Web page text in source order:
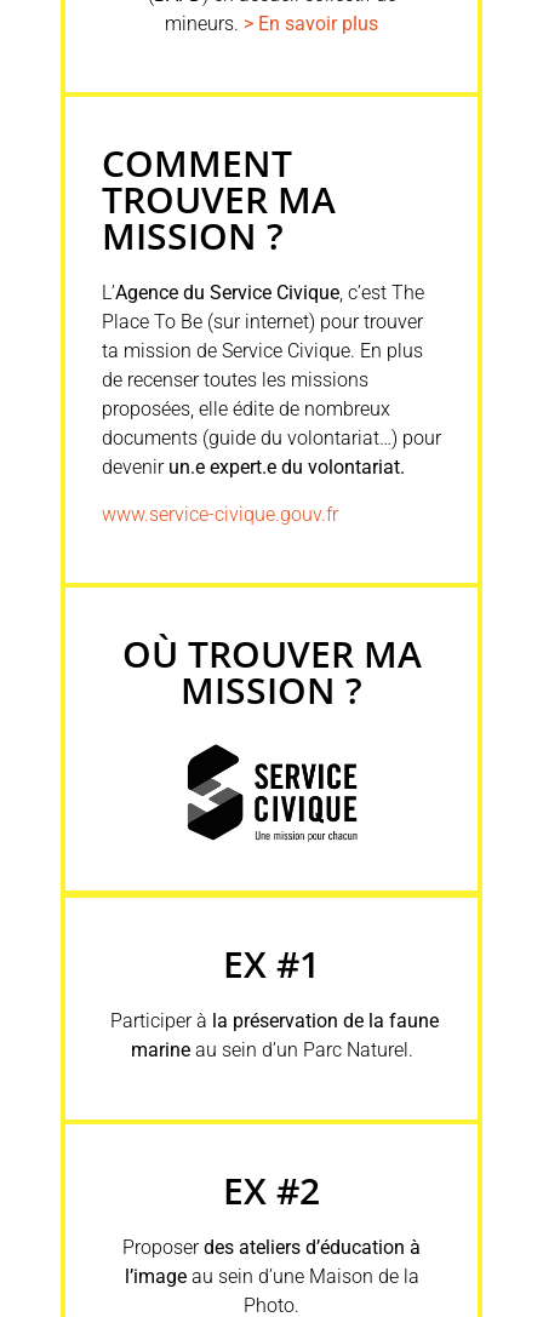
mineurs. > En savoir plus
COMMENT
TROUVER MA
MISSION ?
L’Agence du Service Civique, c’est The
Place To Be (sur internet) pour trouver
ta mission de Service Civique. En plus
de recenser toutes les missions
proposées, elle édite de nombreux
documents (guide du volontariat…) pour
devenir un.e expert.e du volontariat.
www.service-civique.gouv.fr
OÙ TROUVER MA
MISSION ?
EX #1
Participer à la préservation de la faune
marineau sein d’un Parc Naturel.
EX #2
Proposerdes ateliers d’éducation à
l’imageau sein d’une Maison de la
Photo.